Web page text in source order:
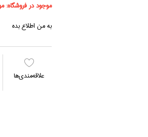
موجود در فروشگاه:
به من اطلاع بده
علاقه‌مندي‌ها